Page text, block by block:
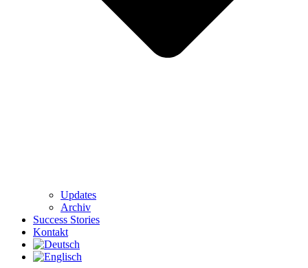
Updates
Archiv
Success Stories
Kontakt